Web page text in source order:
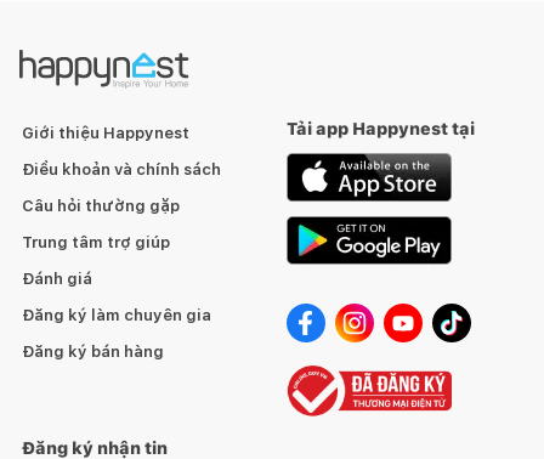
BỘ SẢN PHẨM ĐỒNG BỘ FANSIPAN - TỰ HÀO DẤU ẤN
VIỆT NAM
Bàn cầu một khối Fansipan nằm trongbộ sản phẩm đồng
bộ Fansipan, bao gồm:
Giới thiệu Happynest
Điều khoản và chính sách
Câu hỏi thường gặp
Trung tâm trợ giúp
Đánh giá
Đăng ký làm chuyên gia
Đăng ký bán hàng
Tải app Happynest tại
Đăng ký nhận tin